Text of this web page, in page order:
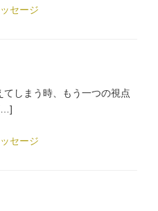
セージ
しまう時、もう一つの視点
セージ